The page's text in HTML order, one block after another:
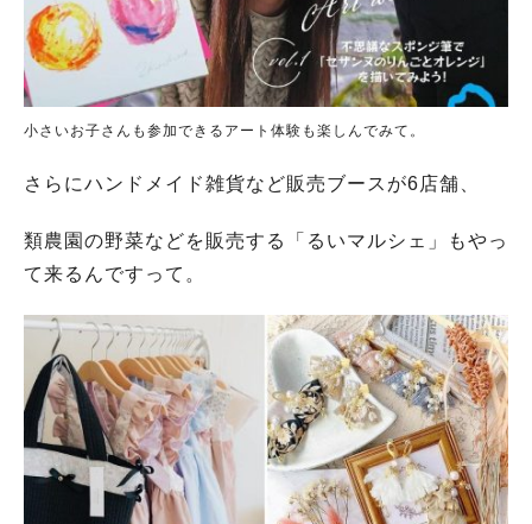
小さいお子さんも参加できるアート体験も楽しんでみて。
さらにハンドメイド雑貨など販売ブースが6店舗、
類農園の野菜などを販売する「るいマルシェ」もやっ
て来るんですって。